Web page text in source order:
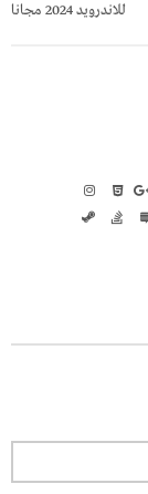
للاندرويد 2024 مجانا